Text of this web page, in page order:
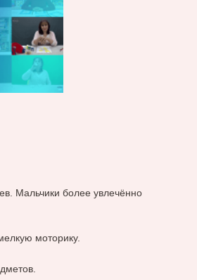
Мальчики более увлечённо
моторику.